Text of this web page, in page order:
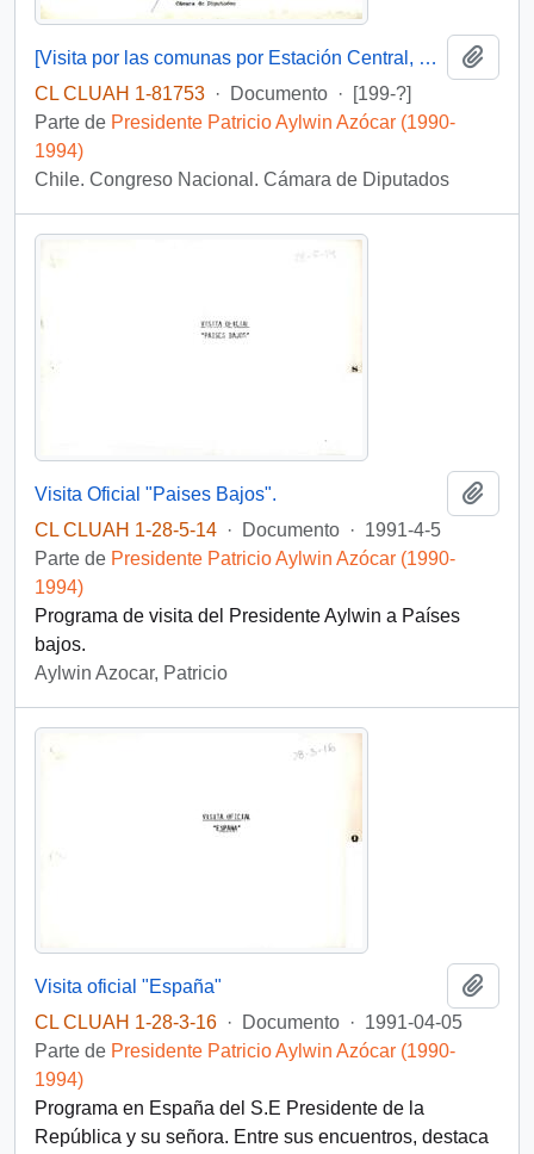
[Visita por las comunas por Estación Central, Cerrillos y Maipú]
CL CLUAH 1-81753 · Documento ·
[199-?]
Parte de Presidente Patricio Aylwin Azócar (1990-
1994)
Chile. Congreso Nacional. Cámara de Diputados
Visita Oficial "Paises Bajos".
CL CLUAH 1-28-5-14 · Documento · 1991-4-5
Parte de Presidente Patricio Aylwin Azócar (1990-
1994)
Programa de visita del Presidente Aylwin a Países
bajos.
Aylwin Azocar, Patricio
Visita oficial "España"
CL CLUAH 1-28-3-16 · Documento · 1991-04-05
Parte de Presidente Patricio Aylwin Azócar (1990-
1994)
Programa en España del S.E Presidente de la
República y su señora. Entre sus encuentros, destaca